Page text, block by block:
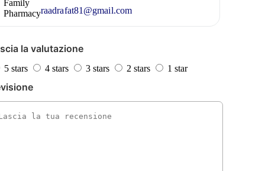
raadrafat81@gmail.com
la valutazione
5 stars 4 stars 3 stars 2 stars 1 star